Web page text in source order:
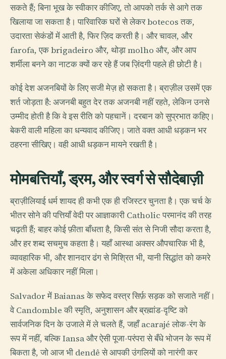
सकते हैं; बिना भूख के स्वीकार कीजिए, तो आपको तर्क से आगे तक
खिलाया जा सकता है। पारिवारिक घरों से लेकर botecos तक,
उदारता सेकंडों में आती है, फिर ज़िद करती है। और चावल, और
farofa, एक brigadeiro और, थोड़ा molho और, और आप
शर्मीला बनने का नाटक क्यों कर रहे हैं जब ज़िंदगी पहले ही छोटी है।
कोई देश अजनबियों के लिए सजी मेज़ हो सकता है। ब्राज़ील उसमें एक
शर्त जोड़ता है: अजनबी बहुत देर तक अजनबी नहीं रहते, लेकिन उनसे
उम्मीद होती है कि वे इस रीति को पहचानें। दरबान को सुप्रभात कहिए।
बेकरी वाली महिला का धन्यवाद कीजिए। जाते वक्त आधी धड़कन भर
ठहरना सीखिए। वही आधी धड़कन मायने रखती है।
मोमबत्तियाँ, ड्रम, और स्वर्ग से सौदेबाज़ी
ब्राज़ीलियाई धर्म शायद ही कभी एक ही रजिस्टर चुनता है। एक चर्च के
भीतर सोने की पत्तियाँ वेदी पर आज्ञाकारी Catholic परमानंद की तरह
चढ़ती हैं; बाहर कोई फ़ीता बाँधता है, किसी संत से निजी सौदा करता है,
और हर शब्द सचमुच कहता है। यहाँ आस्था अक्सर औपचारिक भी है,
व्यावहारिक भी, और शानदार ढंग से मिश्रित भी, यानी सिद्धांत को कमरे
में अकेला अधिकार नहीं मिला।
Salvador में Baianas के सफेद वस्त्र सिर्फ़ सड़क को सजाते नहीं।
वे Candomble की स्मृति, अनुशासन और ब्रह्मांड-दृष्टि को
सार्वजनिक दिन के उजाले में ले चलते हैं, जहाँ acarajé लोक-रंग के
रूप में नहीं, बल्कि Iansa और ऐसी पूजा-परंपरा से बँधे भोजन के रूप में
बिकता है, जो आज भी dendê से आपकी उंगलियों को नारंगी कर